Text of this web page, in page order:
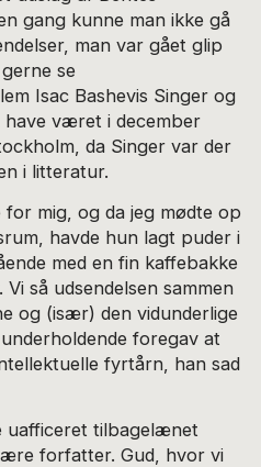
gang kunne man ikke gå
man var gået glip
se
Isac Bashevis Singer og
have været i december
da Singer var der
i litteratur.
mig, og da jeg mødte op
havde hun lagt puder i
med en fin kaffebakke
så udsendelsen sammen
og (især) den vidunderlige
foregav at
fyrtårn, han sad
tilbagelænet
forfatter. Gud, hvor vi